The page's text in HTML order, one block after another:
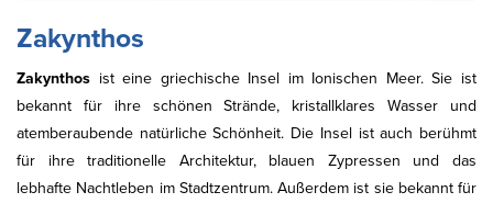
Zakynthos
Zakynthos ist eine griechische Insel im Ionischen Meer. Sie ist
bekannt für ihre schönen Strände, kristallklares Wasser und
atemberaubende natürliche Schönheit. Die Insel ist auch berühmt
für ihre traditionelle Architektur, blauen Zypressen und das
lebhafte Nachtleben im Stadtzentrum. Außerdem ist sie bekannt für